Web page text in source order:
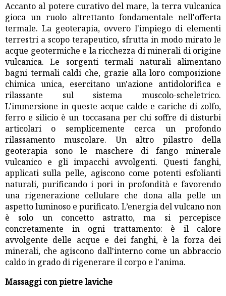
Accanto al potere curativo del mare, la terra vulcanica
gioca un ruolo altrettanto fondamentale nell'offerta
termale. La geoterapia, ovvero l'impiego di elementi
terrestri a scopo terapeutico, sfrutta in modo mirato le
acque geotermiche e la ricchezza di minerali di origine
vulcanica. Le sorgenti termali naturali alimentano
bagni termali caldi che, grazie alla loro composizione
chimica unica, esercitano un'azione antidolorifica e
rilassante sul sistema muscolo-scheletrico.
L'immersione in queste acque calde e cariche di zolfo,
ferro e silicio è un toccasana per chi soffre di disturbi
articolari o semplicemente cerca un profondo
rilassamento muscolare. Un altro pilastro della
geoterapia sono le maschere di fango minerale
vulcanico e gli impacchi avvolgenti. Questi fanghi,
applicati sulla pelle, agiscono come potenti esfolianti
naturali, purificando i pori in profondità e favorendo
una rigenerazione cellulare che dona alla pelle un
aspetto luminoso e purificato. L’energia del vulcano non
è solo un concetto astratto, ma si percepisce
concretamente in ogni trattamento: è il calore
avvolgente delle acque e dei fanghi, è la forza dei
minerali, che agiscono dall'interno come un abbraccio
caldo in grado di rigenerare il corpo e l'anima.
Massaggi con pietre laviche